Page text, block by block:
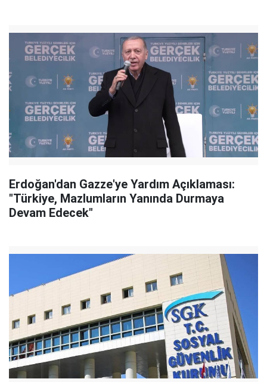
Erdoğan'dan Gazze'ye Yardım Açıklaması:
"Türkiye, Mazlumların Yanında Durmaya
Devam Edecek"